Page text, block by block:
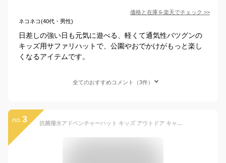
価格と在庫を楽天でチェック >>
ネコネコ(40代・男性)
日差しの強い日も元気に遊べる、軽くて通気性バツグンの
キッズ用サファリハットで、公園やおでかけがもっと楽し
くなるアイテムです。
全てのおすすめコメント（3件）
no. 3 抗菌撥水アドベンチャーハット キッズ アウトドア キャンプ 小さい 子ども 男の子 女の子 可愛い 通学 通勤 通園 アウトドア キャンプ 紫外線99 UVカット 海 サファリハット tyo-029s レインハット